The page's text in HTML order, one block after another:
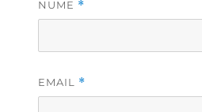
NUME *
EMAIL *